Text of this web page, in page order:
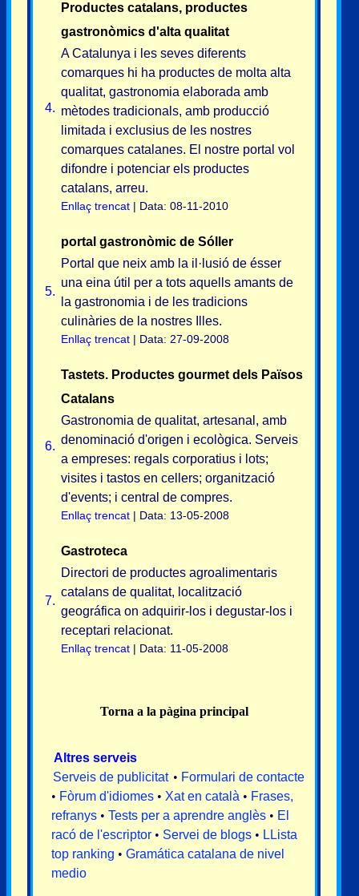
4.
Productes catalans, productes
gastronòmics d'alta qualitat
A Catalunya i les seves diferents
comarques hi ha productes de molta alta
qualitat, gastronomia elaborada amb
mètodes tradicionals, amb producció
limitada i exclusius de les nostres
comarques catalanes. El nostre portal vol
difondre i potenciar els productes
catalans, arreu.
Enllaç trencat | Data: 08-11-2010
5.
portal gastronòmic de Sóller
Portal que neix amb la il·lusió de ésser
una eina útil per a tots aquells amants de
la gastronomia i de les tradicions
culinàries de la nostres Illes.
Enllaç trencat | Data: 27-09-2008
6.
Tastets. Productes gourmet dels Països
Catalans
Gastronomia de qualitat, artesanal, amb
denominació d'origen i ecològica. Serveis
a empreses: regals corporatius i lots;
visites i tastos en cellers; organització
d'events; i central de compres.
Enllaç trencat | Data: 13-05-2008
7.
Gastroteca
Directori de productes agroalimentaris
catalans de qualitat, localització
geográfica on adquirir-los i degustar-los i
receptari relacionat.
Enllaç trencat | Data: 11-05-2008
Torna a la pàgina principal
Altres serveis
Serveis de publicitat • Formulari de contacte
• Fòrum d'idiomes • Xat en català • Frases,
refranys • Tests per a aprendre anglès • El
racó de l'escriptor • Servei de blogs • LLista
top ranking • Gramática catalana de nivel
medio